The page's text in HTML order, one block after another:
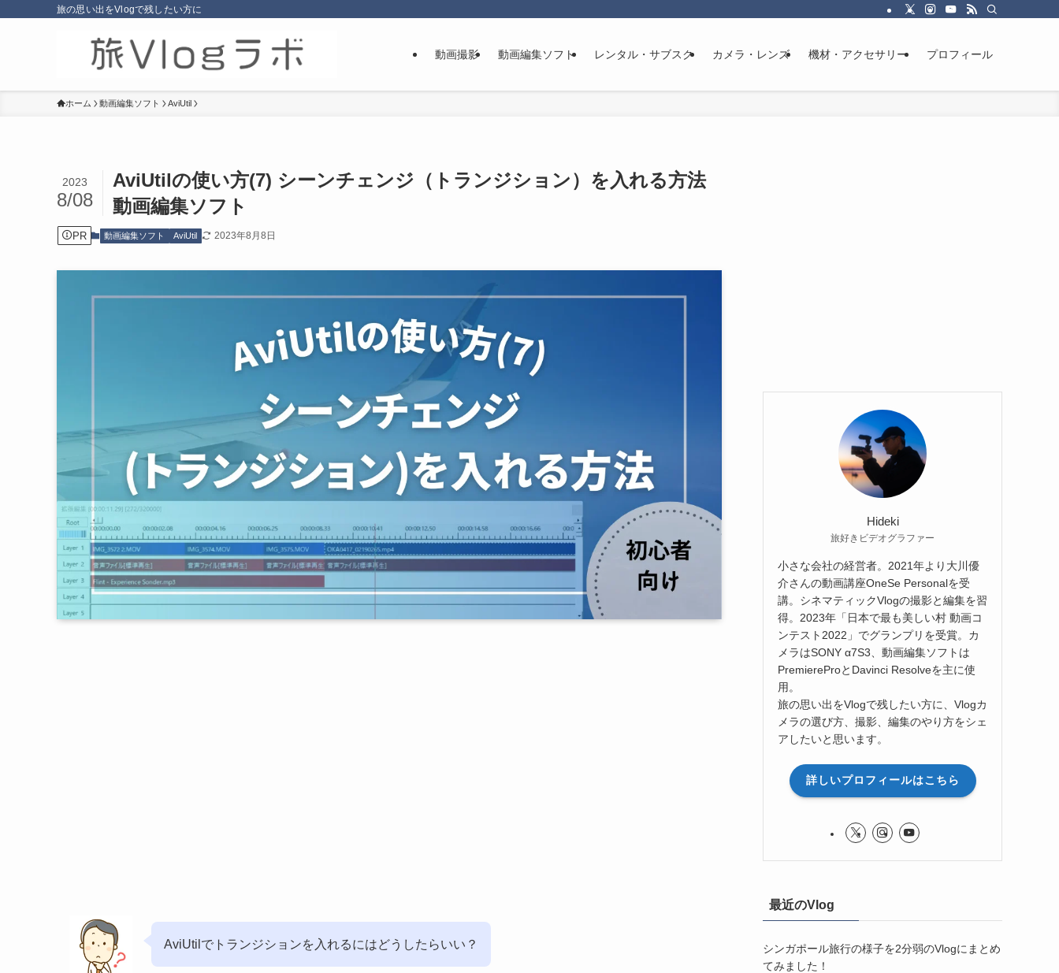
旅の思い出をVlogで残したい方に
動画撮影 動画編集ソフト レンタル・サブスク カメラ・レンズ 機材・アクセサリー プロフィール
ホーム 動画編集ソフト AviUtil
AviUtilの使い方(7) シーンチェンジ（トランジション）を入れる方法
動画編集ソフト
2023
8/08
PR 動画編集ソフト AviUtil 2023年8月8日
AviUtilでトランジションを入れるにはどうしたらいい？
Hideki
旅好きビデオグラファー
小さな会社の経営者。2021年より大川優
介さんの動画講座OneSe Personalを受
講。シネマティックVlogの撮影と編集を習
得。2023年「日本で最も美しい村 動画コ
ンテスト2022」でグランプリを受賞。カ
メラはSONY α7S3、動画編集ソフトは
PremiereProとDavinci Resolveを主に使
用。
旅の思い出をVlogで残したい方に、Vlogカ
メラの選び方、撮影、編集のやり方をシェ
アしたいと思います。
詳しいプロフィールはこちら
最近のVlog
シンガポール旅行の様子を2分弱のVlogにまとめ
てみました！